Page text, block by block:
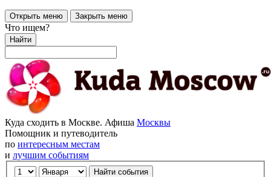
Открыть меню Закрыть меню
Что ищем?
Найти
Куда сходить в Москве. Афиша Москвы
Помощник и путеводитель
по интересным местам
и лучшим событиям